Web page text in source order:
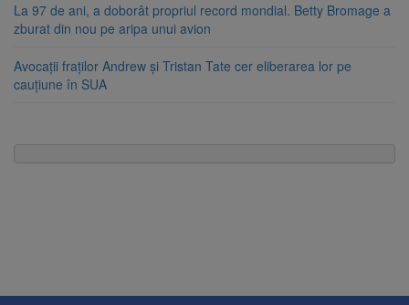
La 97 de ani, a doborât propriul record mondial. Betty Bromage a
zburat din nou pe aripa unui avion
Avocații fraților Andrew și Tristan Tate cer eliberarea lor pe
cauțiune în SUA